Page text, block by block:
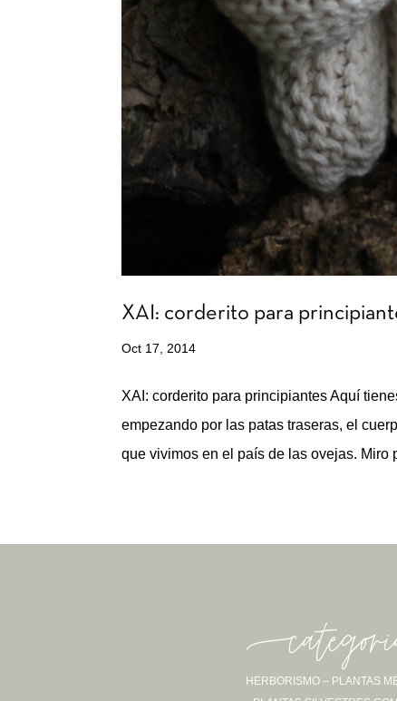
XAI: corderito para
Oct 17, 2014
XAI: corderito para principiantes Aquí
empezando por las patas traseras, el
que vivimos en el país de las ovejas. Miro
-
HERBORISMO – PLANTAS